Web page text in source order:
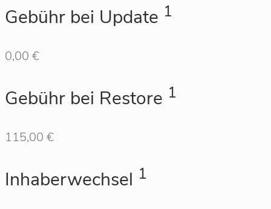
Gebühr bei Update 1
0,00 €
Gebühr bei Restore 1
115,00 €
Inhaberwechsel 1